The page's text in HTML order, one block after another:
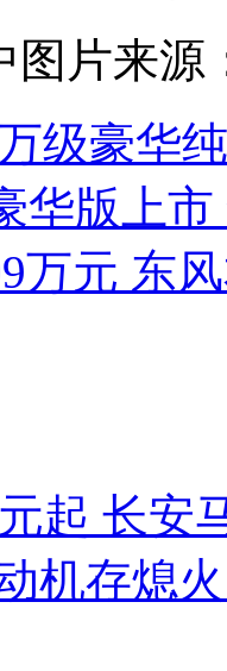
图片来
级豪华
华版上
万元 东
起 长安
机存熄